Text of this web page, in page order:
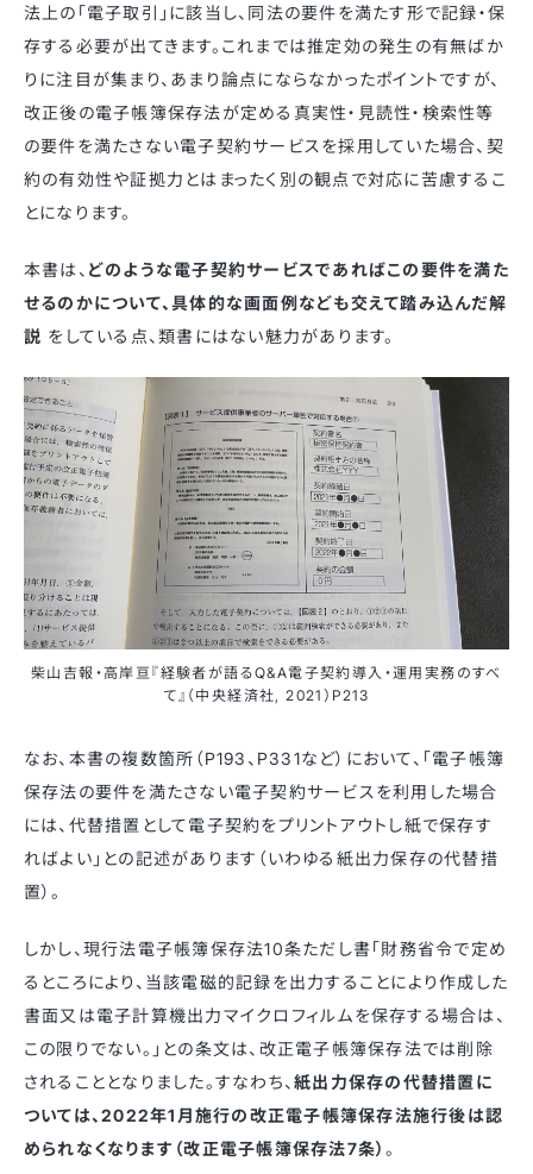
法上の「電子取引」に該当し、同法の要件を満たす形で記録・保
存する必要が出てきます。これまでは推定効の発生の有無ばか
りに注目が集まり、あまり論点にならなかったポイントですが、
改正後の電子帳簿保存法が定める真実性・見読性・検索性等
の要件を満たさない電子契約サービスを採用していた場合、契
約の有効性や証拠力とはまったく別の観点で対応に苦慮するこ
とになります。
本書は、 どのような電子契約サービスであればこの要件を満た
せるのかについて、具体的な画面例なども交えて踏み込んだ解
説 をしている点、類書にはない魅力があります。
柴山吉報・高岸亘『経験者が語るQ&A電子契約導入・運用実務のすべ
て』（中央経済社, 2021）P213
なお、本書の複数箇所（P193、P331など）において、「電子帳簿
保存法の要件を満たさない電子契約サービスを利用した場合
には、代替措置として電子契約をプリントアウトし紙で保存す
ればよい」との記述があります（いわゆる紙出力保存の代替措
置）。
しかし、現行法電子帳簿保存法10条ただし書「財務省令で定め
るところにより、当該電磁的記録を出力することにより作成した
書面又は電子計算機出力マイクロフィルムを保存する場合は、
この限りでない。」との条文は、改正電子帳簿保存法では削除
されることとなりました。すなわち、紙出力保存の代替措置に
ついては、2022年1月施行の改正電子帳簿保存法施行後は認
められなくなります（改正電子帳簿保存法7条）。